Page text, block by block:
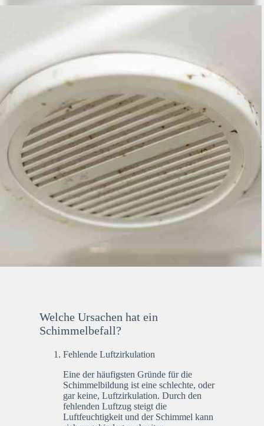
Welche Ursachen hat ein
Schimmelbefall?
Fehlende Luftzirkulation
Eine der häufigsten Gründe für die
Schimmelbildung ist eine schlechte, oder
gar keine, Luftzirkulation. Durch den
fehlenden Luftzug steigt die
Luftfeuchtigkeit und der Schimmel kann